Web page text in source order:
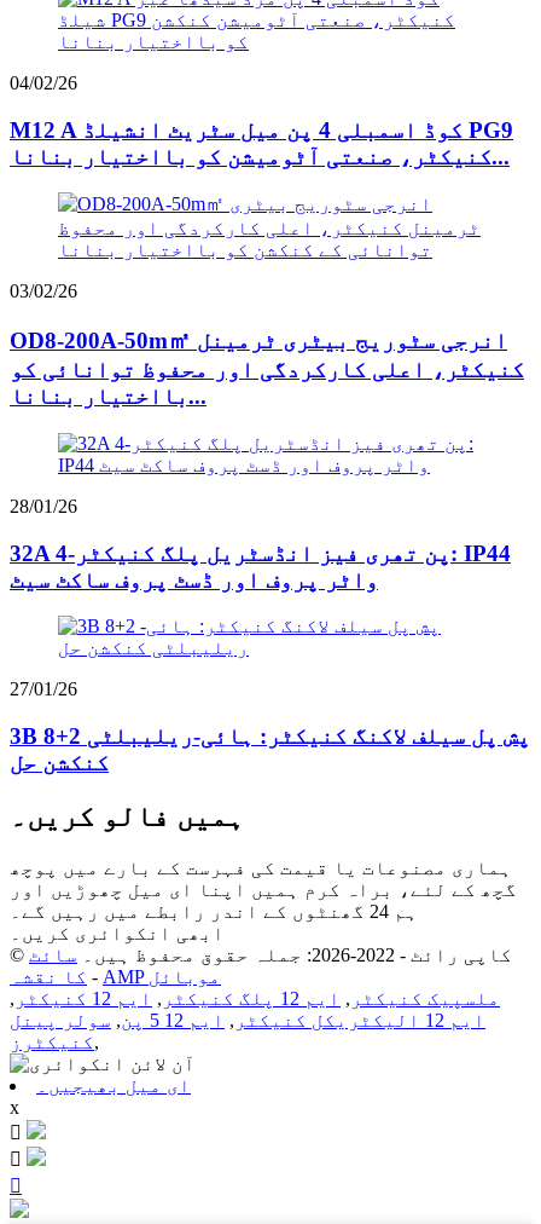
04/02/26
M12 A کوڈ اسمبلی 4 پن میل سٹریٹ انشیلڈ PG9
کنیکٹر، صنعتی آٹومیشن کو بااختیار بنانا...
03/02/26
OD8-200A-50m㎡ انرجی سٹوریج بیٹری ٹرمینل
کنیکٹر، اعلی کارکردگی اور محفوظ توانائی کو
بااختیار بنانا...
28/01/26
32A 4-پن تھری فیز انڈسٹریل پلگ کنیکٹر: IP44
واٹر پروف اور ڈسٹ پروف ساکٹ سیٹ
27/01/26
3B 8+2 پش پل سیلف لاکنگ کنیکٹر: ہائی-ریلیبلٹی
کنکشن حل
ہمیں فالو کریں۔
ہماری مصنوعات یا قیمت کی فہرست کے بارے میں پوچھ
گچھ کے لئے، براہ کرم ہمیں اپنا ای میل چھوڑیں اور
ہم 24 گھنٹوں کے اندر رابطے میں رہیں گے۔
ابھی انکوائری کریں۔
© کاپی رائٹ - 2022-2026: جملہ حقوق محفوظ ہیں۔
سائٹ
کا نقشہ -
AMP موبائل
ملسپیک کنیکٹر , ایم 12 پلگ کنیکٹر , ایم 12 کنیکٹر
,
ایم 12 الیکٹریکل کنیکٹر
, ایم 12 5 پن , سولر پینل
کنیکٹرز,
ای میل بھیجیں۔
x


